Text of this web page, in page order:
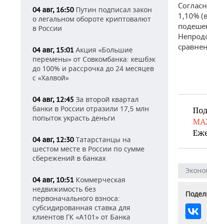
04 авг, 16:50Путин подписал закон
о легальном обороте криптовалют
в России
04 авг, 15:01 Акция «Большие
перемены» от Совкомбанка: кешбэк
до 100% и рассрочка до 24 месяцев
с «Халвой»
04 авг, 12:45 За второй квартал
банки в России отразили 17,5 млн
попыток украсть деньги
04 авг, 12:30Татарстанцы на
шестом месте в России по сумме
сбережений в банках
04 авг, 10:51 Коммерческая
недвижимость без
первоначального взноса:
субсидированная ставка для
клиентов ГК «А101» от Банка
1,10%